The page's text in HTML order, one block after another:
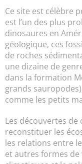
Ce site est célèbre
est l’un des plus
dinosaures en
géologique, ces
de roches
une dizaine de
dans la formation
grands
comme les petits
Les découvertes
reconstituer les
les relations entre
et autres formes de